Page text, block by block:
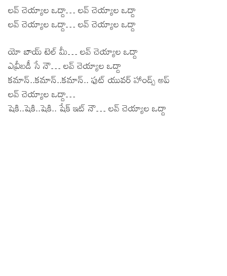
లవ్ చెయ్యాల ఒద్దా… లవ్ చెయ్యాల ఒద్దా
లవ్ చెయ్యాల ఒద్దా… లవ్ చెయ్యాల ఒద్దా
యో బాయ్ టెల్ మీ… లవ్ చెయ్యాల ఒద్దా
ఎవ్రీబడీ సే నౌ… లవ్ చెయ్యాల ఒద్దా
కమాన్..కమాన్..కమాన్.. ఫుట్ యువర్ హాండ్స్ అప్
లవ్ చెయ్యాల ఒద్దా…
షెకి..షెకి..షెకి.. షేక్ ఇట్ నౌ… లవ్ చెయ్యాల ఒద్దా